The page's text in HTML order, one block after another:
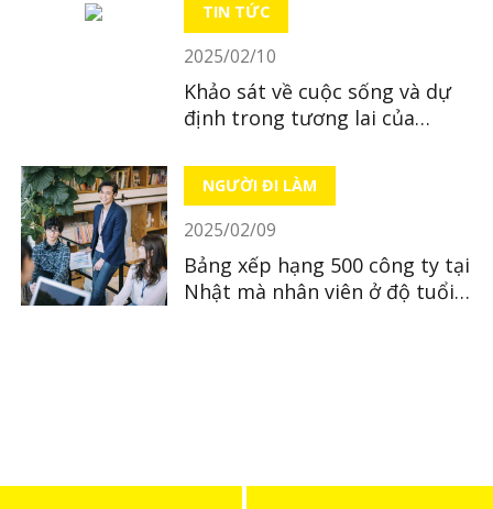
TIN TỨC
2025/02/10
Khảo sát về cuộc sống và dự
định trong tương lai của
NGƯỜI ĐI LÀM
2025/02/09
Bảng xếp hạng 500 công ty tại
Nhật mà nhân viên ở độ tuổi